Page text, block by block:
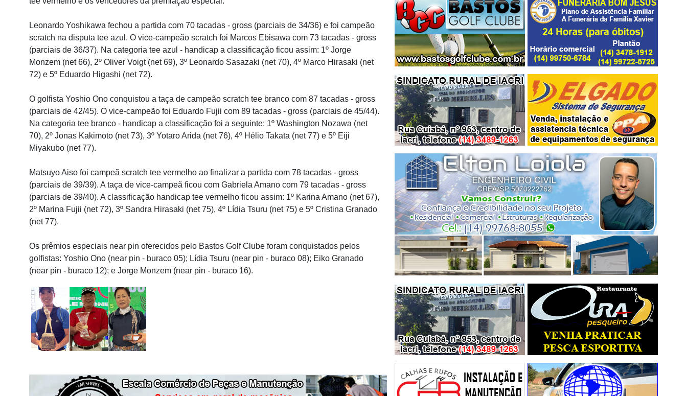
Leonardo Yoshikawa fechou a partida com 70 tacadas - gross (parciais de 34/36) e foi campeão
scratch na disputa tee azul. O vice-campeão scratch foi Marcos Ebisawa com 73 tacadas - gross
(parciais de 36/37). Na categoria tee azul - handicap a classificação ficou assim: 1º Jorge
Monzem (net 66), 2º Oliver Voigt (net 69), 3º Leonardo Sasazaki (net 70), 4º Marco Hirasaki (net
72) e 5º Eduardo Higashi (net 72).
O golfista Yoshio Ono conquistou a taça de campeão scratch tee branco com 87 tacadas - gross
(parciais de 42/45). O vice-campeão foi Eduardo Fujii com 89 tacadas - gross (parciais de 45/44).
Na categoria tee branco - handicap a classificação foi a seguinte: 1º Washington Nozawa (net
70), 2º Jonas Kakimoto (net 73), 3º Yotaro Arida (net 76), 4º Hélio Takata (net 77) e 5º Eiji
Miyakubo (net 77).
Matsuyo Aiso foi campeã scratch tee vermelho ao finalizar a partida com 78 tacadas - gross
(parciais de 39/39). A taça de vice-campeã ficou com Gabriela Amano com 79 tacadas - gross
(parciais de 39/40). A classificação handicap tee vermelho ficou assim: 1º Karina Amano (net 67),
2º Marina Fujii (net 72), 3º Sandra Hirasaki (net 75), 4º Lídia Tsuru (net 75) e 5º Cristina Granado
(net 77).
Os prêmios especiais near pin oferecidos pelo Bastos Golf Clube foram conquistados pelos
golfistas: Yoshio Ono (near pin - buraco 05); Lídia Tsuru (near pin - buraco 08); Eiko Granado
(near pin - buraco 12); e Jorge Monzem (near pin - buraco 16).